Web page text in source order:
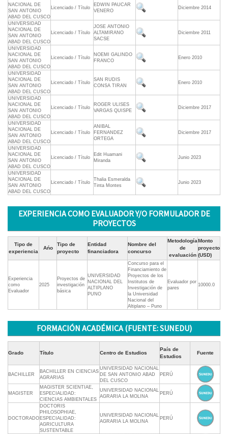
NACIONAL DE
SAN ANTONIO
ABAD DEL CUSCO
Licenciado / Título
EDWIN PAUCAR
VENERO
Diciembre 2014
UNIVERSIDAD
NACIONAL DE
SAN ANTONIO
ABAD DEL CUSCO
Licenciado / Título
JOSE ANTONIO
ALTAMIRANO
SACSE
Diciembre 2011
UNIVERSIDAD
NACIONAL DE
SAN ANTONIO
ABAD DEL CUSCO
Licenciado / Título
NOEMI GALINDO
FRANCO
Enero 2010
UNIVERSIDAD
NACIONAL DE
SAN ANTONIO
ABAD DEL CUSCO
Licenciado / Título
SAN RUDIS
CONSA TIRAN
Enero 2010
UNIVERSIDAD
NACIONAL DE
SAN ANTONIO
ABAD DEL CUSCO
Licenciado / Título
ROGER ULISES
VARGAS QUISPE
Diciembre 2017
UNIVERSIDAD
NACIONAL DE
SAN ANTONIO
ABAD DEL CUSCO
Licenciado / Título
ANIBAL
FERNANDEZ
ORTEGA
Diciembre 2017
UNIVERSIDAD
NACIONAL DE
SAN ANTONIO
ABAD DEL CUSCO
Licenciado / Título
Edit Huamani
Miranda
Junio 2023
UNIVERSIDAD
NACIONAL DE
SAN ANTONIO
ABAD DEL CUSCO
Licenciado / Título
Thalia Esmeralda
Tinta Montes
Junio 2023
EXPERIENCIA COMO EVALUADOR Y/O FORMULADOR DE
PROYECTOS
Tipo de
experiencia
Ańo
Tipo de
proyecto
Entidad
financiadora
Nombre del
concurso
Metodología
de
evaluación
Monto
proyecto
(USD)
Experiencia
como
Evaluador
2025
Proyectos de
investigación
básica
UNIVERSIDAD
NACIONAL DEL
ALTIPLANO
PUNO
Concurso para el
Financiamiento de
Proyectos de los
Institutos de
Investigación de
la Universidad
Nacional del
Altiplano – Puno
Evaluador por
pares
10000.0
FORMACIÓN ACADÉMICA (FUENTE: SUNEDU)
Grado Título Centro de Estudios
País de
Estudios
Fuente
BACHILLER
BACHILLER EN CIENCIAS
AGRARIAS
UNIVERSIDAD NACIONAL
DE SAN ANTONIO ABAD
DEL CUSCO
PERÚ
MAGISTER
MAGISTER SCIENTIAE,
ESPECIALIDAD:
CIENCIAS AMBIENTALES
UNIVERSIDAD NACIONAL
AGRARIA LA MOLINA
PERÚ
DOCTORADO
DOCTORIS
PHILOSOPHIAE,
ESPECIALIDAD:
AGRICULTURA
SUSTENTABLE
UNIVERSIDAD NACIONAL
AGRARIA LA MOLINA
PERÚ